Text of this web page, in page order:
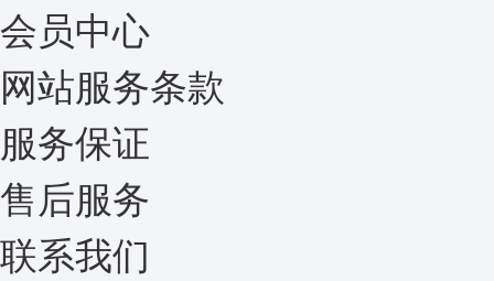
会员中心
网站服务条款
服务保证
售后服务
联系我们